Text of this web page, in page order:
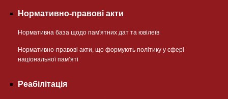
Нормативно-правові акти
Нормативна база щодо пам'ятних дат та ювілеїв
Нормативно-правові акти, що формують політику у сфері
національної памʼяті
Реабілітація